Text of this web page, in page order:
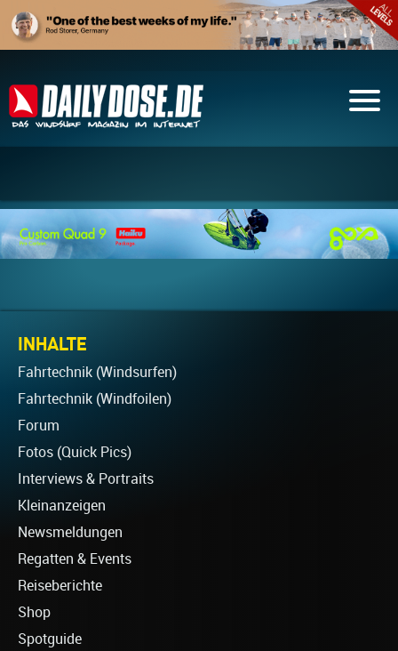
INHALTE
Fahrtechnik (Windsurfen)
Fahrtechnik (Windfoilen)
Forum
Fotos (Quick Pics)
Interviews & Portraits
Kleinanzeigen
Newsmeldungen
Regatten & Events
Reiseberichte
Shop
Spotguide